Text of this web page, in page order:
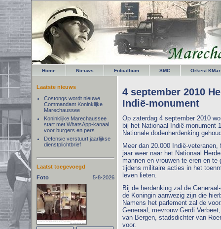
Home Nieuws Fotoalbum SMC Orkest KMar
4 september 2010
Indië-monument
Op zaterdag 4 september 2010
bij het Nationaal Indië-monument
Nationale dodenherdenking
Meer dan 20.000 Indië-
jaar weer naar het Nationaal
mannen en vrouwen te eren en te
tijdens militaire acties in het
leven lieten.
Bij de herdenking zal de
de Koningin aanwezig zijn die
Namens het parlement zal de
Generaal, mevrouw Gerdi
van Bergen, stadsdichter van
voor.
Laatste nieuws
Costongs wordt nieuwe
Commandant Koninklijke
Marechaussee
Koninklijke Marechaussee
start met WhatsApp-kanaal
voor burgers en pers
Defensie verstuurt jaarlijkse
dienstplichtbrief
Laatst toegevoegd
Foto
5-8-2026